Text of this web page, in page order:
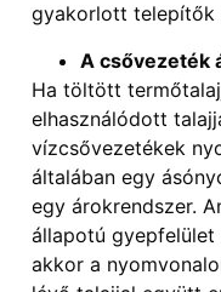
gyakorlott telepítők
A csővezeték
Ha töltött
elhasználódott
vízcsővezetékek
általában egy
egy árokrendszer.
állapotú
akkor a